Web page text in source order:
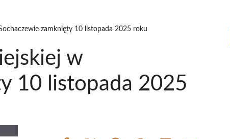
zamknięty 10 listopada 2025 roku
w
10 listopada 2025